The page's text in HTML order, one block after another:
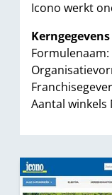
Icono werkt
Kerngegevens
Formulenaam:
Aantal winkels